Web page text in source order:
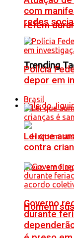
refém
Trending
Vale do
Homem
com
redes
Polícia
depor em
Brasil
Lei que
contra
Governo
durante